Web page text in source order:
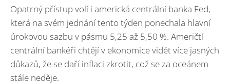
Opatrný přístup volí i americká centrální banka Fed,
která na svém jednání tento týden ponechala hlavní
úrokovou sazbu v pásmu 5,25 až 5,50 %. Američtí
centrální bankéři chtějí v ekonomice vidět více jasných
důkazů, že se daří inflaci zkrotit, což se za oceánem
stále neděje.